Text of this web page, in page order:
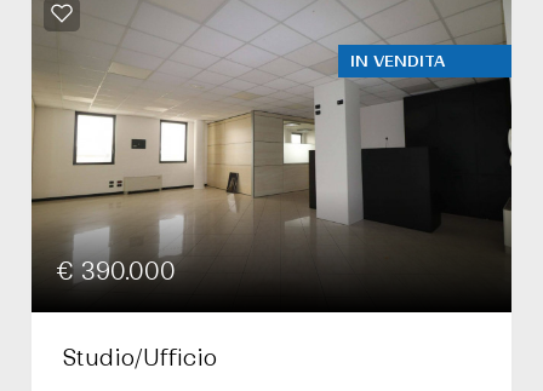
IN VENDITA
€ 390.000
Studio/Ufficio